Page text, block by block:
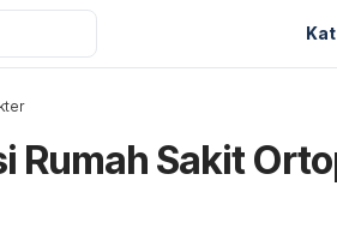
Rumah Sakit